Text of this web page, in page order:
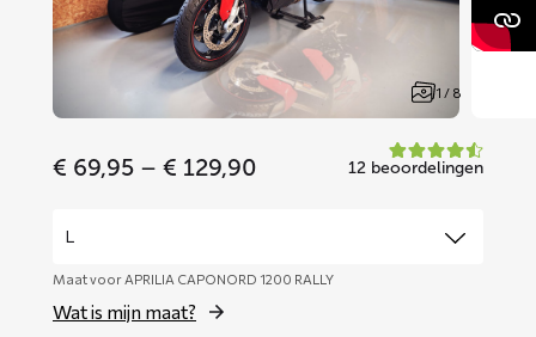
1 / 8
€ 69,95 – € 129,90 12 beoordelingen
Maat voor APRILIA CAPONORD 1200 RALLY
Wat is mijn maat?